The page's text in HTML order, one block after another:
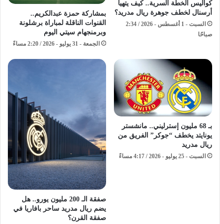
كواليس الخطة السرية.. كيف يتهيأ
أرسنال لخطف جوهرة ريال مدريد؟
السبت - 1 أغسطس - 2026 / 2:34
صباحًا
بمشاركة حمزة عبدالكريم..
القنوات الناقلة لمباراة برشلونة
وبرمنجهام سيتي اليوم
الجمعة - 31 يوليو - 2026 / 2:20 مساءً
بـ 68 مليون إسترليني.. مانشستر
يونايتد يخطف “جوكر” الفريق من
ريال مدريد
السبت - 25 يوليو - 2026 / 4:17 مساءً
صفقة الـ 200 مليون يورو.. هل
يضم ريال مدريد ساحر بافاريا في
صفقة القرن؟